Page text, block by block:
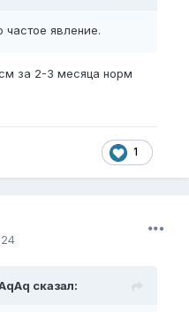
частое явление.
за 2-3 месяца норм
1
сказал: